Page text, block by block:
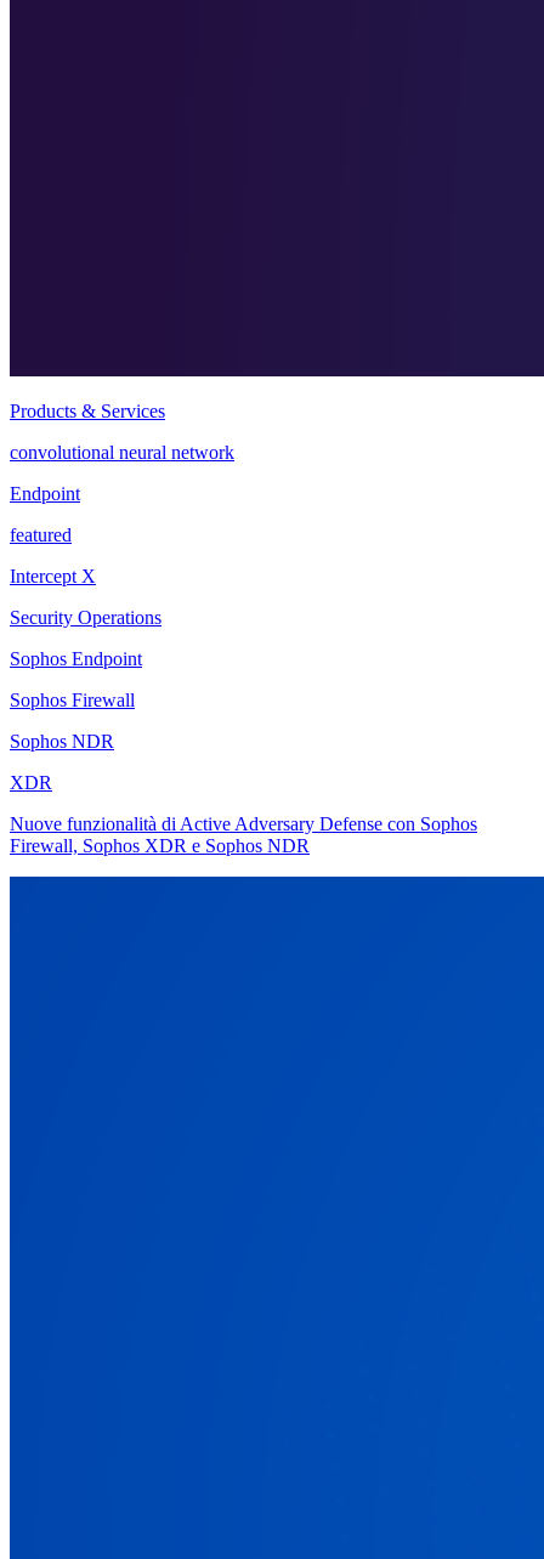
Products & Services
convolutional neural network
Endpoint
featured
Intercept X
Security Operations
Sophos Endpoint
Sophos Firewall
Sophos NDR
XDR
Nuove funzionalità di Active Adversary Defense con Sophos
Firewall, Sophos XDR e Sophos NDR